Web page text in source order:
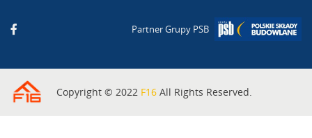
Partner Grupy PSB
Copyright © 2022 F16 All Rights Reserved.